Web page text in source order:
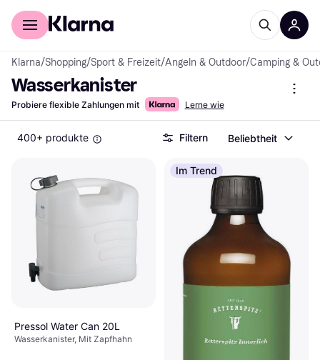
Für Shopper
Klarna/Shopping/Sport & Freizeit/Angeln & Outdoor/Camping &
Wasserkanister
Probiere flexible Zahlungen mit Lerne wie
400+ produkte Filtern Beliebtheit
Pressol Water Can 20L
Wasserkanister, Mit Zapfhahn
Im Trend